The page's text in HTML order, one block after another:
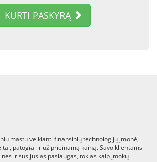
KURTI PASKYRĄ
mastu veikianti finansinių technologijų įmonė,
patogiai ir už prieinamą kainą. Savo klientams
ir susijusias paslaugas, tokias kaip įmokų